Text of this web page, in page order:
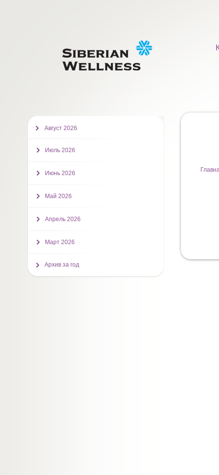
Август 2026
Июль 2026
Июнь 2026
Май 2026
Апрель 2026
Март 2026
Архив за год